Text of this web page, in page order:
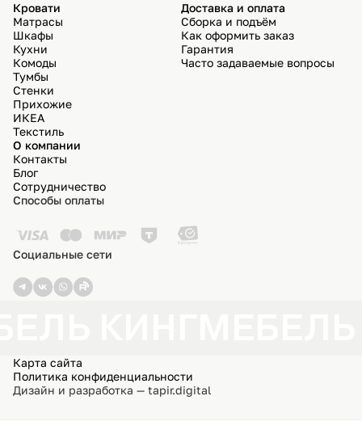
Кровати
Матрасы
Шкафы
Кухни
Комоды
Тумбы
Стенки
Прихожие
ИКЕА
Текстиль
Доставка и оплата
Сборка и подъём
Как оформить заказ
Гарантия
Часто задаваемые вопросы
О компании
Контакты
Блог
Сотрудничество
Способы оплаты
Социальные сети
Карта сайта
Политика конфиденциальности
Дизайн и разработка — tapir.digital